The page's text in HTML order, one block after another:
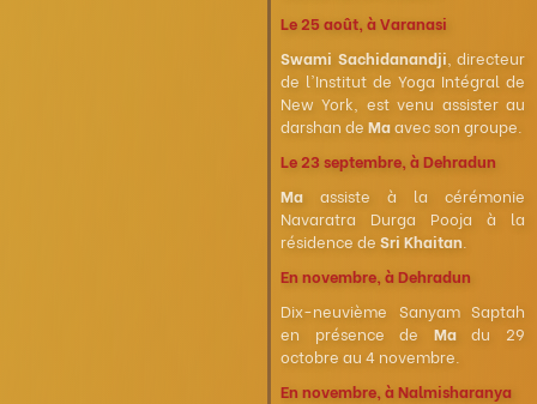
Le 25 août, à Varanasi
Swami Sachidanandji , directeur
de l'Institut de Yoga Intégral de
New York, est venu assister au
darshan de Maavec son groupe.
Le 23 septembre, à Dehradun
Ma assiste à la cérémonie
Navaratra Durga Pooja à la
résidence de Sri Khaitan
En novembre, à Dehradun
Dix-neuvième Sanyam Saptah
en présence de Madu 29
octobre au 4 novembre.
En novembre, à Nalmisharanya